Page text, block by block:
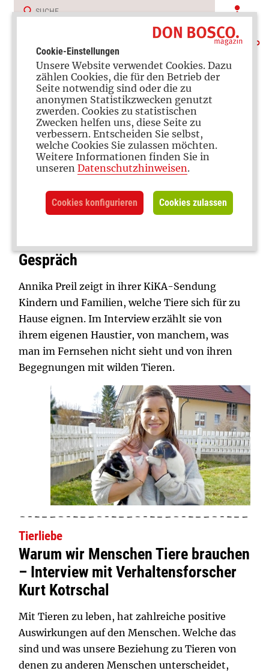
Familienleben
KiKA-Reporterin
„Ich möchte unbedingt noch etwas
von „Anna und die Haustiere“ im
Gespräch
Annika Preil zeigt in ihrer KiKA-Sendung
Kindern und Familien, welche Tiere sich für zu
Hause eignen. Im Interview erzählt sie von
ihrem eigenen Haustier, von manchem, was
man im Fernsehen nicht sieht und von ihren
Begegnungen mit wilden Tieren.
Tierliebe
Warum wir Menschen Tiere brauchen
– Interview mit Verhaltensforscher
Kurt Kotrschal
Mit Tieren zu leben, hat zahlreiche positive
Auswirkungen auf den Menschen. Welche das
sind und was unsere Beziehung zu Tieren von
denen zu anderen Menschen unterscheidet,
Cookie-Einstellungen
Unsere Website verwendet Cookies. Dazu
zählen Cookies, die für den Betrieb der
Seite notwendig sind oder die zu
anonymen Statistikzwecken genutzt
zwerden. Cookies zu statistischen
Zwecken helfen uns, diese Seite zu
verbessern. Entscheiden Sie selbst,
welche Cookies Sie zulassen möchten.
Weitere Informationen finden Sie in
unseren Datenschutzhinweisen.
Cookies konfigurieren Cookies zulassen